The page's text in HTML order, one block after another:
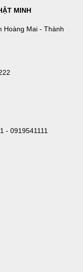
MINH
Hoàng Mai - Thành
- 0919541111